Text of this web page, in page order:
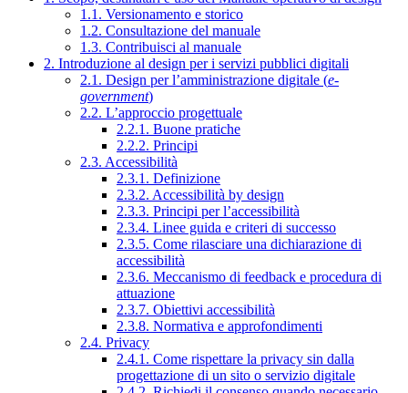
1.1. Versionamento e storico
1.2. Consultazione del manuale
1.3. Contribuisci al manuale
2. Introduzione al design per i servizi pubblici digitali
2.1. Design per l’amministrazione digitale (e-
government)
2.2. L’approccio progettuale
2.2.1. Buone pratiche
2.2.2. Principi
2.3. Accessibilità
2.3.1. Definizione
2.3.2. Accessibilità by design
2.3.3. Principi per l’accessibilità
2.3.4. Linee guida e criteri di successo
2.3.5. Come rilasciare una dichiarazione di
accessibilità
2.3.6. Meccanismo di feedback e procedura di
attuazione
2.3.7. Obiettivi accessibilità
2.3.8. Normativa e approfondimenti
2.4. Privacy
2.4.1. Come rispettare la privacy sin dalla
progettazione di un sito o servizio digitale